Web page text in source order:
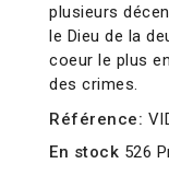
plusieurs
le Dieu de la
coeur le plus
des crimes.
Référence:
En stock 526